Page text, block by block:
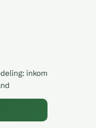
inkom